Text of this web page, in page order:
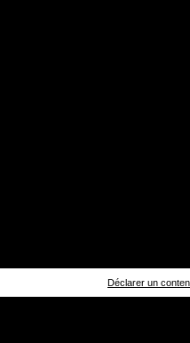
Déclarer un